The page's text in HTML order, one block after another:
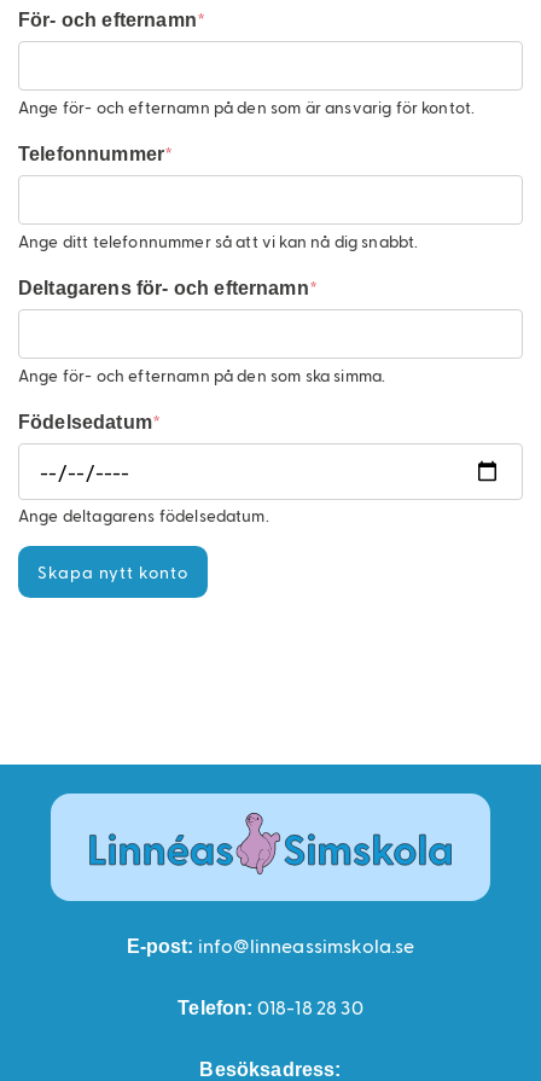
Lediga
jobb
Priser
FAQ
Siminstruktörstbildningar
För- och efternamn
Ange för- och efternamn på den som är ansvarig för kontot.
Telefonnummer
Ange ditt telefonnummer så att vi kan nå dig snabbt.
Deltagarens för- och efternamn
Ange för- och efternamn på den som ska simma.
Födelsedatum
Ange deltagarens födelsedatum.
E-post: info@linneassimskola.se
Telefon: 018-18 28 30
Besöksadress: